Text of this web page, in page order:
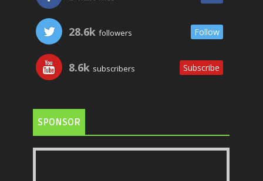
28.6k followers Follow
8.6k subscribers Subscribe
SPONSOR